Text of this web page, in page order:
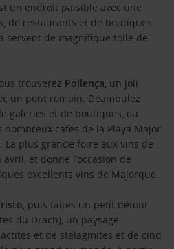
un endroit paisible avec une
de restaurants et de boutiques.
servent de magnifique toile de
trouverez Pollença, un joli
un pont romain. Déambulez
galeries et de boutiques, ou
nombreux cafés de la Playa Major
plus grande foire aux vins de
et donne l’occasion de
excellents vins de Majorque.
, puis faites un petit détour
du Drach), un paysage
et de stalagmites et de cinq